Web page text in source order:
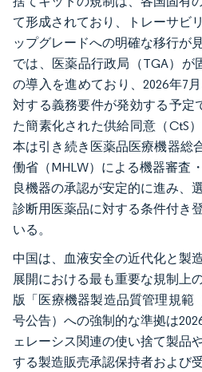
て形成されており、トレーサビ
ップグレードへの明確な移行が
では、医薬品行政局（TGA）が
の導入を進めており、2026年7
対する義務要件が発効する予定
た簡素化された供給同意（CtS
本は引き続き医薬品医療機器総
働省（MHLW）による機器審査
良機器の承認が安定的に進み、
診断用医薬品に対する条件付き
いる。
中国は、血液安全の近代化と製
展開における最も重要な規制上
版「医療機器製造品質管理規範
号公告）への強制的な準拠は
ェレーシス関連の使い捨て製品
する製造販売承認保持者および